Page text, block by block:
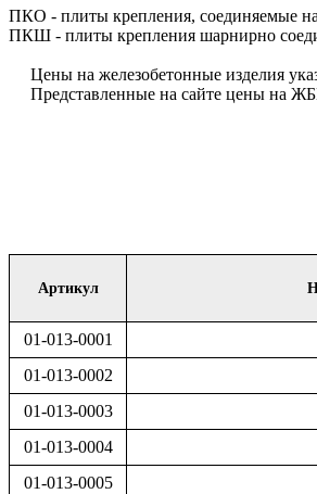
ПКО - плиты крепления, соединяемые
ПКШ - плиты крепления шарнирно
Цены на железобетонные изделия
Представленные на сайте цены на
Артикул
01-013-0001
01-013-0002
01-013-0003
01-013-0004
01-013-0005